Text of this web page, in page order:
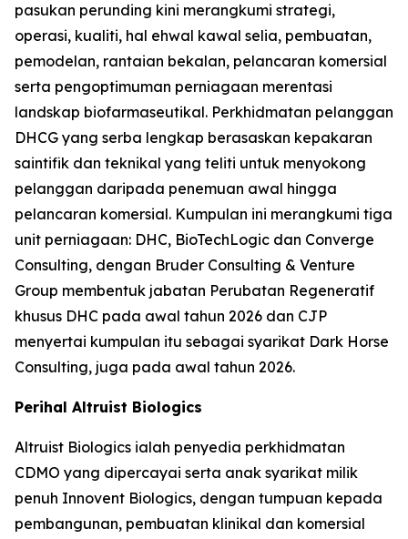
pasukan perunding kini merangkumi strategi,
operasi, kualiti, hal ehwal kawal selia, pembuatan,
pemodelan, rantaian bekalan, pelancaran komersial
serta pengoptimuman perniagaan merentasi
landskap biofarmaseutikal. Perkhidmatan pelanggan
DHCG yang serba lengkap berasaskan kepakaran
saintifik dan teknikal yang teliti untuk menyokong
pelanggan daripada penemuan awal hingga
pelancaran komersial. Kumpulan ini merangkumi tiga
unit perniagaan: DHC, BioTechLogic dan Converge
Consulting, dengan Bruder Consulting & Venture
Group membentuk jabatan Perubatan Regeneratif
khusus DHC pada awal tahun 2026 dan CJP
menyertai kumpulan itu sebagai syarikat Dark Horse
Consulting, juga pada awal tahun 2026.
Perihal Altruist Biologics
Altruist Biologics ialah penyedia perkhidmatan
CDMO yang dipercayai serta anak syarikat milik
penuh Innovent Biologics, dengan tumpuan kepada
pembangunan, pembuatan klinikal dan komersial